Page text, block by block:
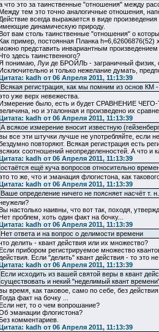
что это за таинственные "отношения" между
Между тем это точно аналогичные отношения,
Действие всегда выражается в виде
динамическую природу.
Вот вам столь таинственные "отношения" о
Как пример, постоянная Планка
представить инвариантным
здесь таинственного?
понимаю, Луи де БРОЙЛЬ - заграничный физик,
Исключительно и только нежелание думать,
Цитата: kadh от 06 Апреля 2011, 11:13:39
Всякая регистрация, как мы помним из основ КМ
уже верх невежества.
Измерение было, есть и будет СРАВНЕНИЕ
но и эталонная и произведено их
Цитата: kadh от 06 Апреля 2011, 11:13:39
А всякое измерение вносит известную
все эти штучки лучше не употребляйте, если
повторяют. Всякая регистрация есть
соотношений неопределенностей. А что и
Цитата: kadh от 06 Апреля 2011, 11:13:39
остаётся ещё куча вопросов относительно
то же, что и эманация флогистона, как
Цитата: kadh от 06 Апреля 2011, 11:13:39
Ваше определение ничего не поясняет насчёт т.
Вы настолько наивны, что вот так, походя,
Нет проблем, хоть один факт на бочку...
Цитата: kadh от 06 Апреля 2011, 11:13:39
Нет ответа и на вопрос о делимости времени
делить - квант действия или их множество?
Если прибором регистрируемое множество
действия. Если "делить" квант действия - то это
Цитата: kadh от 06 Апреля 2011, 11:13:39
Если исходить из вашей святой веры в квант
существовать и некий "неделимый квант
время, как таковое, само по себе, без
факт на бочку ...
Если нет, то о чем вопрошание?
эманации флогистона?
Без комментариев.
Цитата: kadh от 06 Апреля 2011, 11:13:39